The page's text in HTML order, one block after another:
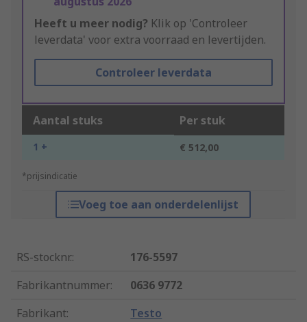
Heeft u meer nodig? Klik op 'Controleer
leverdata' voor extra voorraad en levertijden.
Controleer leverdata
Aantal stuks Per stuk
1 + € 512,00
*prijsindicatie
Voeg toe aan onderdelenlijst
RS-stocknr.:
176-5597
Fabrikantnummer:
0636 9772
Fabrikant: Testo